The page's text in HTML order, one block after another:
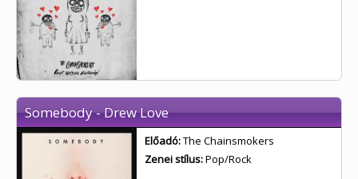
Somebody - Drew Love
Előadó:The Chainsmokers
Zenei stílus:Pop/Rock